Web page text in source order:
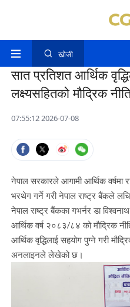
खोजी
सात प्रतिशत आर्थिक
लक्ष्यसहितको मौद्रिक
07:55:12 2026-07-08
नेपाल सरकारले आगामी आर्थिक वर्षमा
भरथेग गर्ने गरी नेपाल राष्ट्र बैंकले
नेपाल राष्ट्र बैंकका गभर्नर डा
आर्थिक वर्ष २०८३/८४ को मौद्रिक
आर्थिक वृद्धिलाई सहयोग पुग्ने गरी
अनलाइनले लेखेको छ।